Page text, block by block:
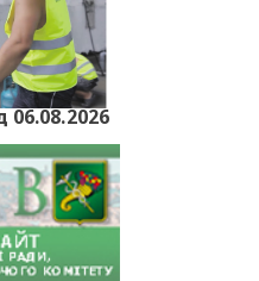
06.08.2026